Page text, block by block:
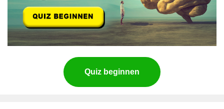
Quiz beginnen